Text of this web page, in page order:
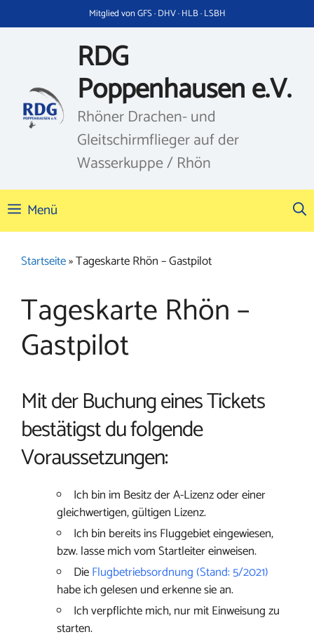
Inhalt
Mitglied von GFS · DHV · HLB · LSBH
RDG
Poppenhausen e.V.
Rhöner Drachen- und
Gleitschirmflieger auf der
Wasserkuppe / Rhön
Menü
Startseite»Tageskarte Rhön – Gastpilot
Tageskarte Rhön –
Gastpilot
Mit der Buchung eines Tickets
bestätigst du folgende
Voraussetzungen:
Ich bin im Besitz der A-Lizenz oder einer
gleichwertigen, gültigen Lizenz.
Ich bin bereits ins Fluggebiet eingewiesen,
bzw. lasse mich vom Startleiter einweisen.
DieFlugbetriebsordnung (Stand: 5/2021)
habe ich gelesen und erkenne sie an.
Ich verpflichte mich, nur mit Einweisung zu
starten.